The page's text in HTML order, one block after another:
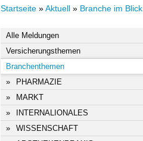
Startseite »Aktuell » Branche im Blick
Alle Meldungen
Versicherungsthemen
Branchenthemen
PHARMAZIE
MARKT
INTERNALIONALES
WISSENSCHAFT